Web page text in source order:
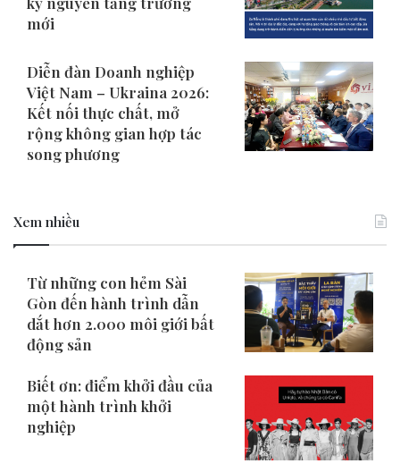
mới
Diễn đàn Doanh nghiệp
Việt Nam – Ukraina 2026:
Kết nối thực chất, mở
rộng không gian hợp tác
song phương
Xem nhiều
Từ những con hẻm Sài
Gòn đến hành trình dẫn
dắt hơn 2.000 môi giới bất
động sản
Biết ơn: điểm khởi đầu của
một hành trình khởi
nghiệp